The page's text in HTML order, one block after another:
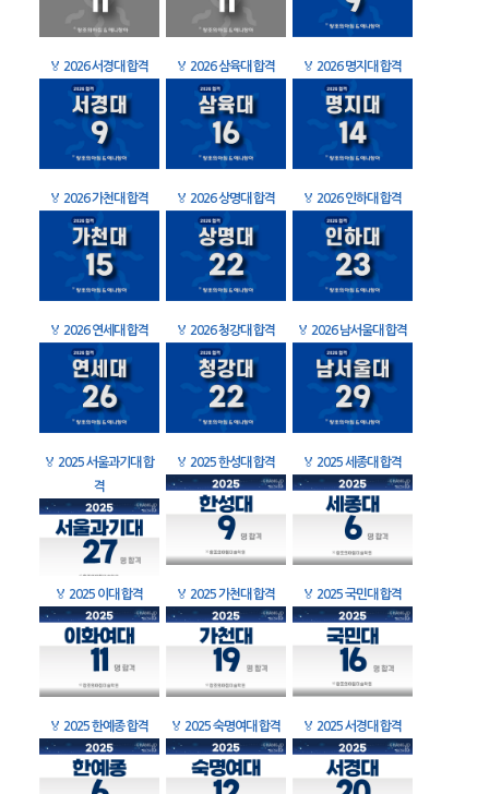
🏅 2026 서경대 합격 🏅 2026 삼육대 합격 🏅 2026 명지대 합격
🏅 2026 가천대 합격 🏅 2026 상명대 합격 🏅 2026 인하대 합격
🏅 2026 연세대 합격 🏅 2026 청강대 합격 🏅 2026 남서울대 합격
🏅 2025 서울과기대 합
격
🏅 2025 한성대 합격 🏅 2025 세종대 합격
🏅 2025 이대 합격 🏅 2025 가천대 합격 🏅 2025 국민대 합격
🏅 2025 한예종 합격 🏅 2025 숙명여대 합격 🏅 2025 서경대 합격